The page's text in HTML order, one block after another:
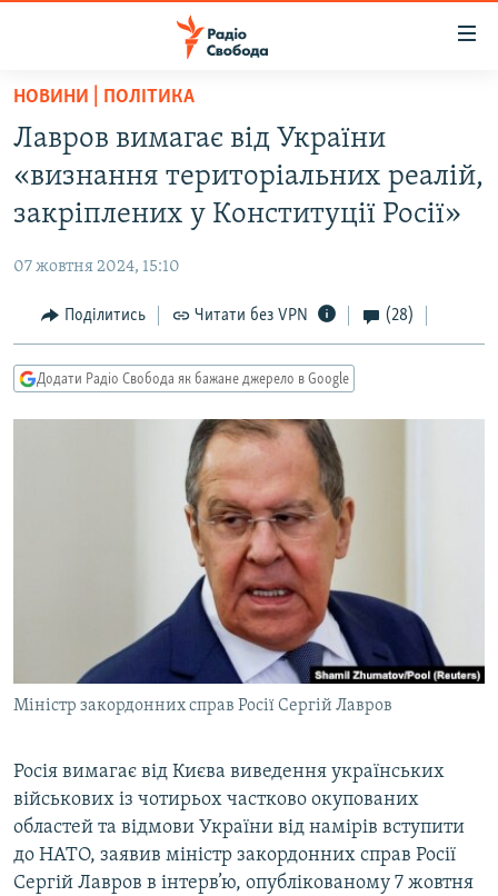
Перейти
основного
матеріалу
Перейти
до
основної
Перейти
до
пошуку
ВСЕ ЗА ДОБУ
СТАТТІ
СУСПІЛЬСТВО
РОСІЙСЬКА «ФІЛЬТРАЦІЯ»
ДОНБАС.РЕАЛІЇ
ТИ ЯК?
КРИМ РЕАЛІЇ
УКР
КТАТ
ДОЛУЧАЙСЯ!
НОВИНИ | ПОЛІТИКА
Лавров вимагає від України
«визнання територіальних реалій,
закріплених у Конституції Росії»
07 жовтня 2024, 15:10
Поділитись Читати без VPN (28)
Додати Радіо Свобода як бажане джерело в Google
Міністр закордонних справ Росії Сергій Лавров
Росія вимагає від Києва виведення українських
військових із чотирьох частково окупованих
областей та відмови України від намірів вступити
до НАТО, заявив міністр закордонних справ Росії
Сергій Лавров в інтерв’ю, опублікованому 7 жовтня